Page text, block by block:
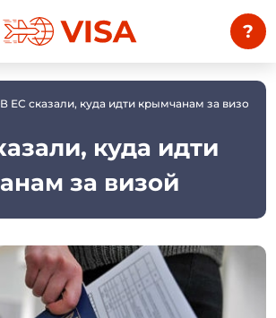
?
В ЕС сказали, куда идти крымчанам за визой
куда идти
за визой